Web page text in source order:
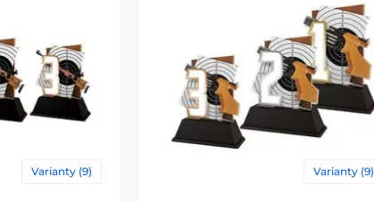
Varianty (9) Varianty (9)